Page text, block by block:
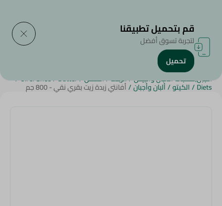
الرئيسية/الزبدة , الزيت و السمن
الجبن,منتجات الألبان والبيض/الزبدة/السمن/
Butter
/
Oil & Ghee
/
Diets
/الكيتو/ألبان وأجبان/أفانتي زبدة زيت بقري نقي - 800 جم
قم بتحميل تطبيقنا
لتجربة تسوق أفضل
تحميل